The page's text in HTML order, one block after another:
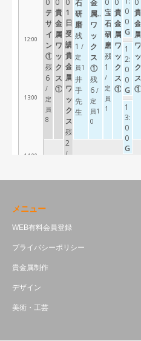
メニュー
WEB有料会員登録
プライバシーポリシー
貴金属制作
デザイン
美術・工芸